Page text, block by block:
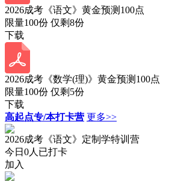
2026成考《语文》黄金预测100点
限量100份 仅剩8份
下载
2026成考《数学(理)》黄金预测100点
限量100份 仅剩 5份
下载
高起点专/本打卡营 更多>>
2026成考《语文》定制学特训营
今日 0人已打卡
加入